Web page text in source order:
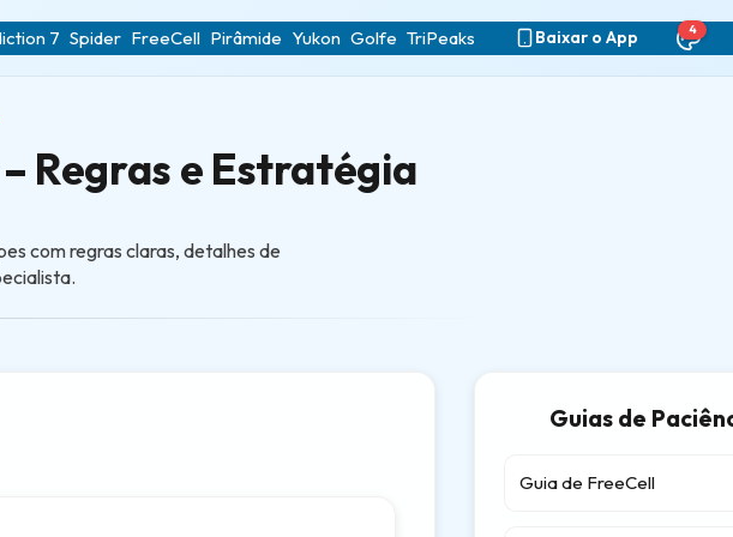
7 Spider FreeCell Pirâmide Yukon Golfe TriPeaks Baixar o App 4
Regras e Estratégia
com regras claras, detalhes de
Guias de
Guia de FreeCell